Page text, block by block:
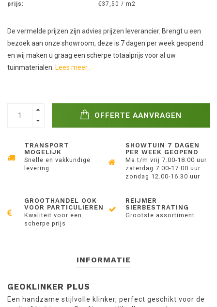
prijs:
€37,50 / m2
De vermelde prijzen zijn advies prijzen leverancier. Brengt u een
bezoek aan onze showroom, deze is 7 dagen per week geopend
en wij maken u graag een scherpe totaalprijs voor al uw
tuinmaterialen. Lees meer..
OFFERTE AANVRAGEN
TRANSPORT
MOGELIJK
Snelle en vakkundige
levering
SHOWTUIN 7 DAGEN
PER WEEK GEOPEND
Ma t/m vrij 7.00-18.00 uur
zaterdag 7.00-17.00 uur
zondag 12.00-16.30 uur
GROOTHANDEL OOK
VOOR PARTICULIEREN
Kwaliteit voor een
scherpe prijs
REIJMER
SIERBESTRATING
Grootste assortiment
INFORMATIE
GEOKLINKER PLUS
Een handzame stijlvolle klinker, perfect geschikt voor de